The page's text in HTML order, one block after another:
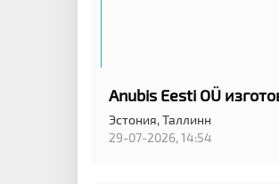
Эстония,Таллинн
29-07-2026, 14:54